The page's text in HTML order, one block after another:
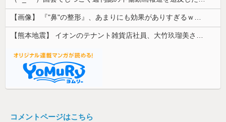
コメントページはこちら